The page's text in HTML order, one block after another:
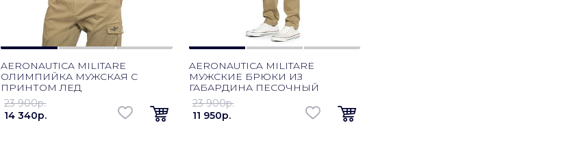
AERONAUTICA MILITARE
ОЛИМПИЙКА МУЖСКАЯ С
ПРИНТОМ ЛЕД
23 900p.
14 340p.
AERONAUTICA MILITARE
МУЖСКИЕ БРЮКИ ИЗ
ГАБАРДИНА ПЕСОЧНЫЙ
23 900p.
11 950p.